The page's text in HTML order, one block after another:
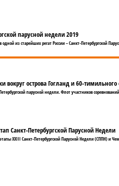
парусной недели 2019
из старейших регат России – Санкт-Петербургской
вокруг острова Гогланд и 60-
парусной недели. Флот участников
Санкт-Петербургской Парусной Недели
XXIII Санкт-Петербургской Парусной Недели (СППН) и